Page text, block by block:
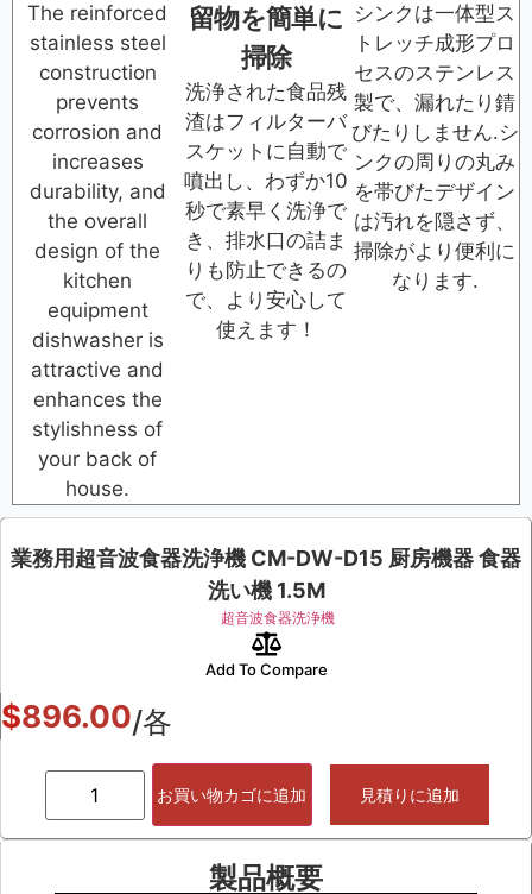
The reinforced
stainless steel
construction
prevents
corrosion and
increases
durability, and
the overall
design of the
kitchen
equipment
dishwasher is
attractive and
enhances the
stylishness of
your back of
house.
留物を簡単に
掃除
洗浄された食品残
渣はフィルターバ
スケットに自動で
噴出し、わずか10
秒で素早く洗浄で
き、排水口の詰ま
りも防止できるの
で、より安心して
使えます！
シンクは一体型ス
トレッチ成形プロ
セスのステンレス
製で、漏れたり錆
びたりしません.シ
ンクの周りの丸み
を帯びたデザイン
は汚れを隠さず、
掃除がより便利に
なります.
業務用超音波食器洗浄機 CM-DW-D15 厨房機器 食器
洗い機 1.5M
超音波食器洗浄機
Add To Compare
$896.00/各
お買い物カゴに追加 見積りに追加
製品概要